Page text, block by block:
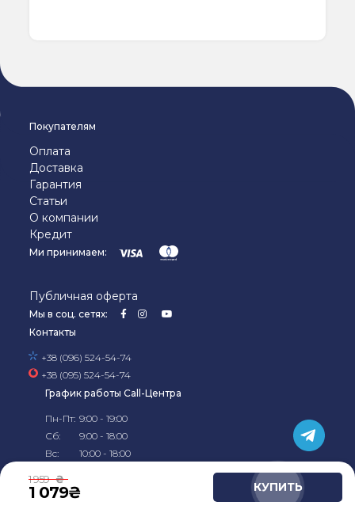
1 959
1 079 КУПИТЬ
Покупателям
Оплата
Доставка
Гарантия
Статьи
О компании
Кредит
Ми принимаем:
Публичная оферта
Мы в соц. сетях:
Контакты
+38 (096) 524-54-74
+38 (095) 524-54-74
График работы Call-Центра
Пн-Пт:
Сб:
Вс:
9:00 - 19:00
9:00 - 18:00
10:00 - 18:00